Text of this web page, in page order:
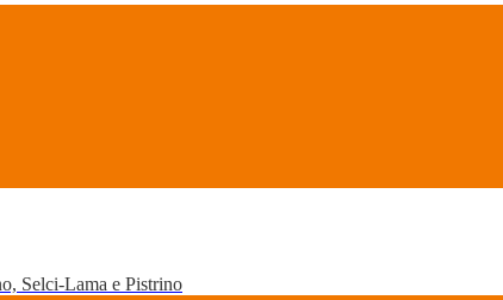
Selci-Lama e Pistrino